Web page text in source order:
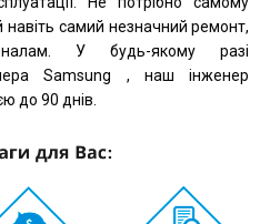
самий незначний ремонт,
У будь-якому разі
Samsung , наш інженер
до 90 днів.